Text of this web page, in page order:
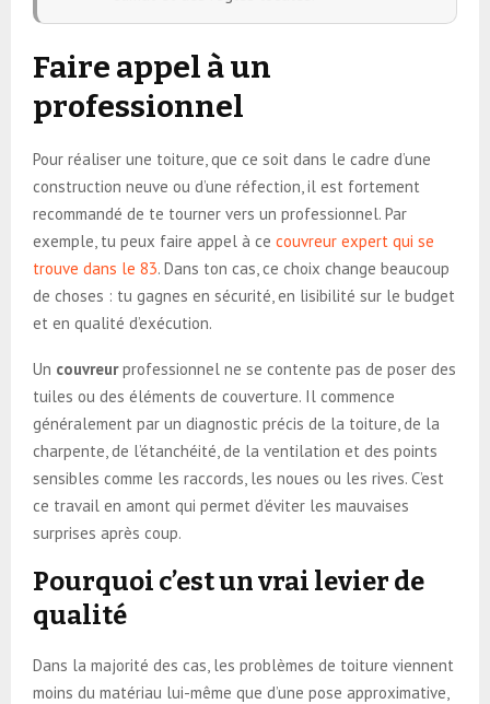
Faire appel à un
professionnel
Pour réaliser une toiture, que ce soit dans le cadre d’une
construction neuve ou d’une réfection, il est fortement
recommandé de te tourner vers un professionnel. Par
exemple, tu peux faire appel à ce couvreur expert qui se
trouve dans le 83. Dans ton cas, ce choix change beaucoup
de choses : tu gagnes en sécurité, en lisibilité sur le budget
et en qualité d’exécution.
Un couvreurprofessionnel ne se contente pas de poser des
tuiles ou des éléments de couverture. Il commence
généralement par un diagnostic précis de la toiture, de la
charpente, de l’étanchéité, de la ventilation et des points
sensibles comme les raccords, les noues ou les rives. C’est
ce travail en amont qui permet d’éviter les mauvaises
surprises après coup.
Pourquoi c’est un vrai levier de
qualité
Dans la majorité des cas, les problèmes de toiture viennent
moins du matériau lui-même que d’une pose approximative,